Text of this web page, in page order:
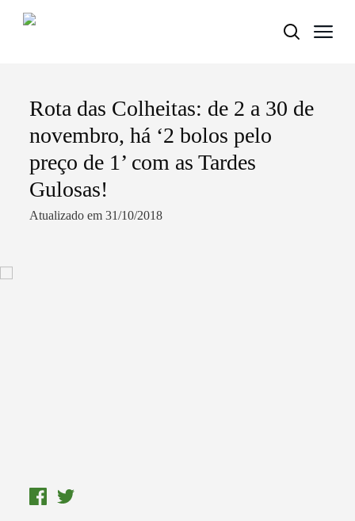
Termo de Pesquisa
Categorias gerais
Rota das Colheitas: de 2 a 30 de
novembro, há ‘2 bolos pelo
preço de 1’ com as Tardes
Gulosas!
Atualizado em 31/10/2018